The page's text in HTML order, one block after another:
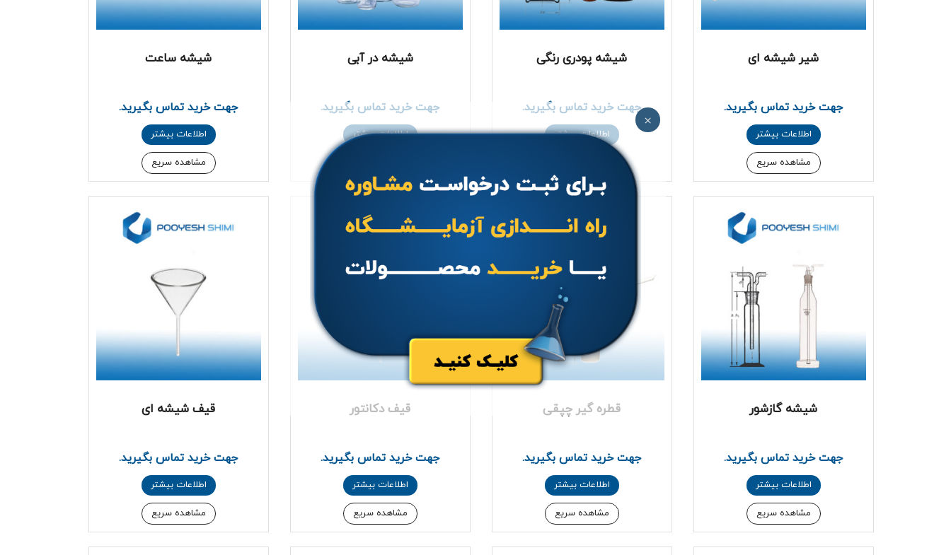
شیر شیشه ای
جهت خرید تماس بگیرید.
اطلاعات بیشتر
مشاهده سریع
شیشه پودری رنگی
جهت خرید تماس بگیرید.
اطلاعات بیشتر
شیشه در آبی
جهت خرید تماس بگیرید.
اطلاعات بیشتر
شیشه ساعت
جهت خرید تماس بگیرید.
اطلاعات بیشتر
مشاهده سریع
شیشه گازشور
جهت خرید تماس بگیرید.
اطلاعات بیشتر
مشاهده سریع
قطره گیر چپقی
جهت خرید تماس بگیرید.
اطلاعات بیشتر
مشاهده سریع
قیف دکانتور
جهت خرید تماس بگیرید.
اطلاعات بیشتر
مشاهده سریع
قیف شیشه ای
جهت خرید تماس بگیرید.
اطلاعات بیشتر
مشاهده سریع
×